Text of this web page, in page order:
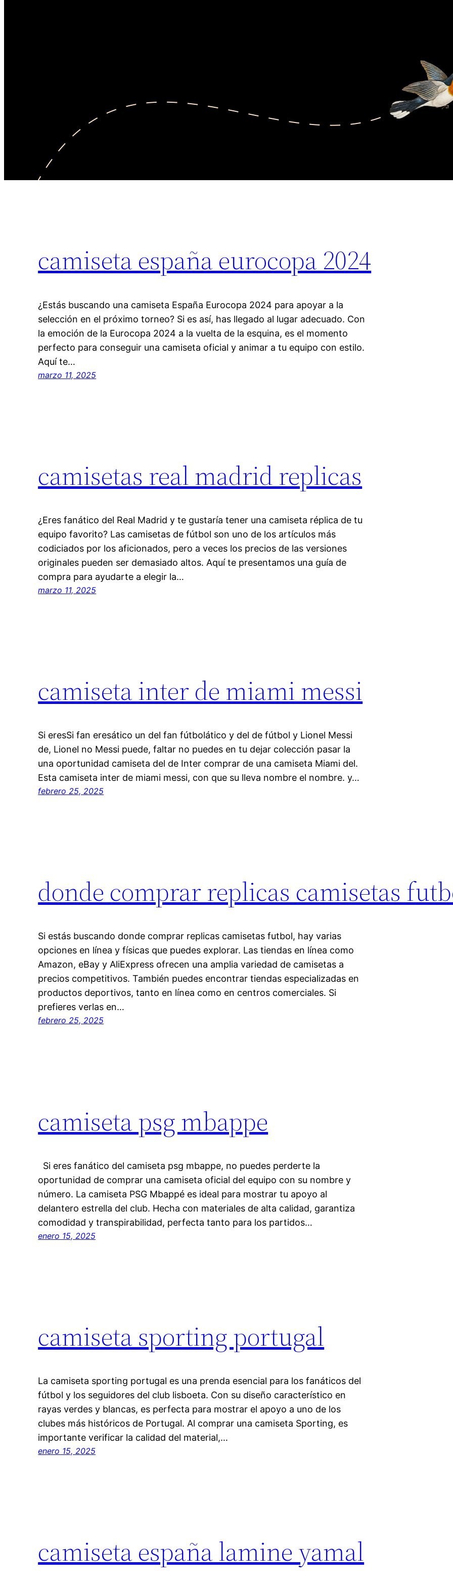
camiseta españa eurocopa 2024
¿Estás buscando una camiseta España Eurocopa 2024 para apoyar a la
selección en el próximo torneo? Si es así, has llegado al lugar adecuado. Con
la emoción de la Eurocopa 2024 a la vuelta de la esquina, es el momento
perfecto para conseguir una camiseta oficial y animar a tu equipo con estilo.
Aquí te…
marzo 11, 2025
camisetas real madrid replicas
¿Eres fanático del Real Madrid y te gustaría tener una camiseta réplica de tu
equipo favorito? Las camisetas de fútbol son uno de los artículos más
codiciados por los aficionados, pero a veces los precios de las versiones
originales pueden ser demasiado altos. Aquí te presentamos una guía de
compra para ayudarte a elegir la…
marzo 11, 2025
camiseta inter de miami messi
Si eresSi fan eresático un del fan fútbolático y del de fútbol y Lionel Messi
de, Lionel no Messi puede, faltar no puedes en tu dejar colección pasar la
una oportunidad camiseta del de Inter comprar de una camiseta Miami del.
Esta camiseta inter de miami messi, con que su lleva nombre el nombre. y…
febrero 25, 2025
donde comprar replicas camisetas
Si estás buscando donde comprar replicas camisetas futbol, hay varias
opciones en línea y físicas que puedes explorar. Las tiendas en línea como
Amazon, eBay y AliExpress ofrecen una amplia variedad de camisetas a
precios competitivos. También puedes encontrar tiendas especializadas en
productos deportivos, tanto en línea como en centros comerciales. Si
prefieres verlas en…
febrero 25, 2025
camiseta psg mbappe
Si eres fanático del camiseta psg mbappe, no puedes perderte la
oportunidad de comprar una camiseta oficial del equipo con su nombre y
número. La camiseta PSG Mbappé es ideal para mostrar tu apoyo al
delantero estrella del club. Hecha con materiales de alta calidad, garantiza
comodidad y transpirabilidad, perfecta tanto para los partidos…
enero 15, 2025
camiseta sporting portugal
La camiseta sporting portugal es una prenda esencial para los fanáticos del
fútbol y los seguidores del club lisboeta. Con su diseño característico en
rayas verdes y blancas, es perfecta para mostrar el apoyo a uno de los
clubes más históricos de Portugal. Al comprar una camiseta Sporting, es
importante verificar la calidad del material,…
enero 15, 2025
camiseta españa lamine yamal